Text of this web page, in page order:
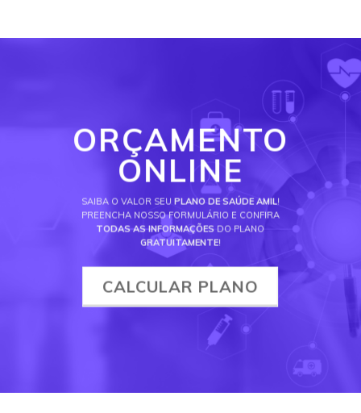
ORÇAMENTO
ONLINE
SAIBA O VALOR SEU PLANO DE SAÚDE AMIL!
PREENCHA NOSSO FORMULÁRIO E CONFIRA
TODAS AS INFORMAÇÕES DO PLANO
GRATUITAMENTE!
CALCULAR PLANO